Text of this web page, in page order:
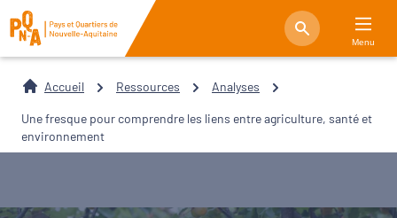
Menu
Accueil Ressources Analyses
Une fresque pour comprendre les liens entre agriculture, santé et
environnement